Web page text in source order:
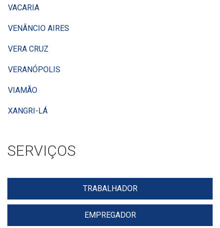
VACARIA
VENÂNCIO AIRES
VERA CRUZ
VERANÓPOLIS
VIAMÃO
XANGRI-LÁ
SERVIÇOS
TRABALHADOR
EMPREGADOR